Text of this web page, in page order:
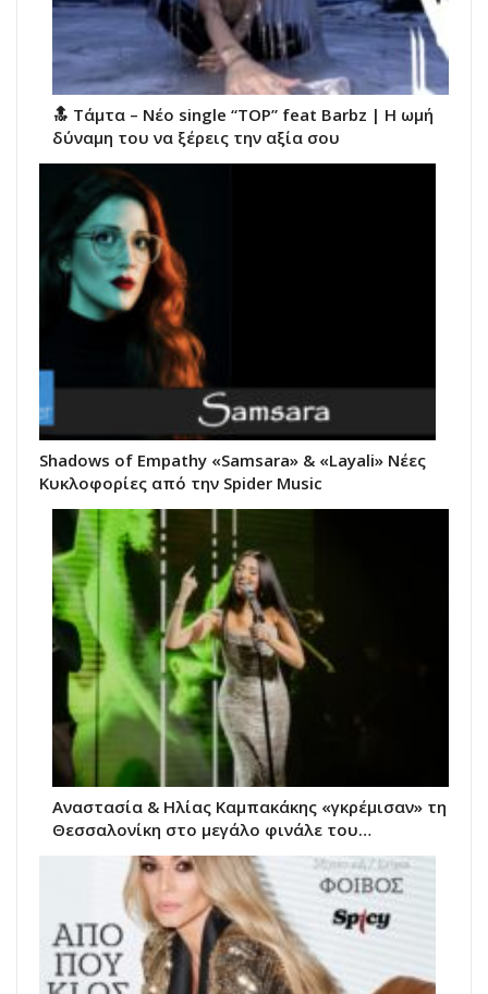
🔝 Τάμτα – Νέο single “TOP” feat Barbz | H ωμή
δύναμη του να ξέρεις την αξία σου
Shadows of Empathy «Samsara» & «Layali» Νέες
Κυκλοφορίες από την Spider Music
Αναστασία & Ηλίας Καμπακάκης «γκρέμισαν» τη
Θεσσαλονίκη στο μεγάλο φινάλε του…